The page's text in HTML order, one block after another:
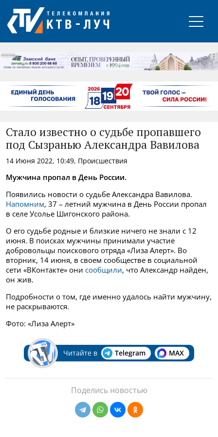
РЕКЛАМА
Стало известно о судьбе пропавшего
под Сызранью Александра Вавилова
14 Июня 2022, 10:49, Происшествия
Мужчина пропал в День России.
Появились новости о судьбе Александра Вавилова.
Напомним, 37 – летний мужчина в День России пропал
в селе Усолье Шигонского района.
О его судьбе родные и близкие ничего не знали с 12
июня. В поисках мужчины принимали участие
добровольцы поискового отряда «Лиза Алерт». Во
вторник, 14 июня, в своем сообществе в социальной
сети «ВКонтакте» они сообщили, что Александр найден,
он жив.
Подробности о том, где именно удалось найти мужчину,
не раскрываются.
Фото: «Лиза Алерт»
Читайте в Telegram MAX
Поделись новостью